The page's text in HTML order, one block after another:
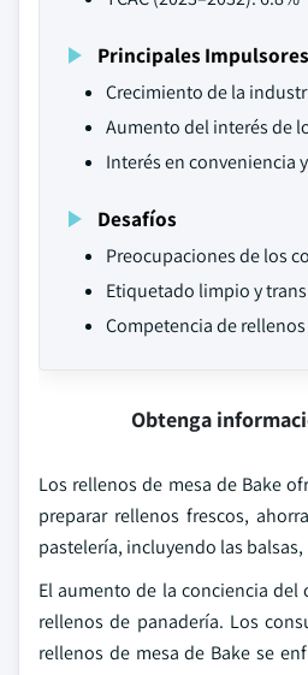
Principales
Crecimiento de la
Aumento del interés de
Interés en conveniencia
Desafíos
Preocupaciones de los
Etiquetado limpio y
Competencia de
Obtenga
Los rellenos de mesa de Bake
preparar rellenos frescos,
pastelería, incluyendo las
El aumento de la conciencia
rellenos de panadería. Los
rellenos de mesa de Bake se